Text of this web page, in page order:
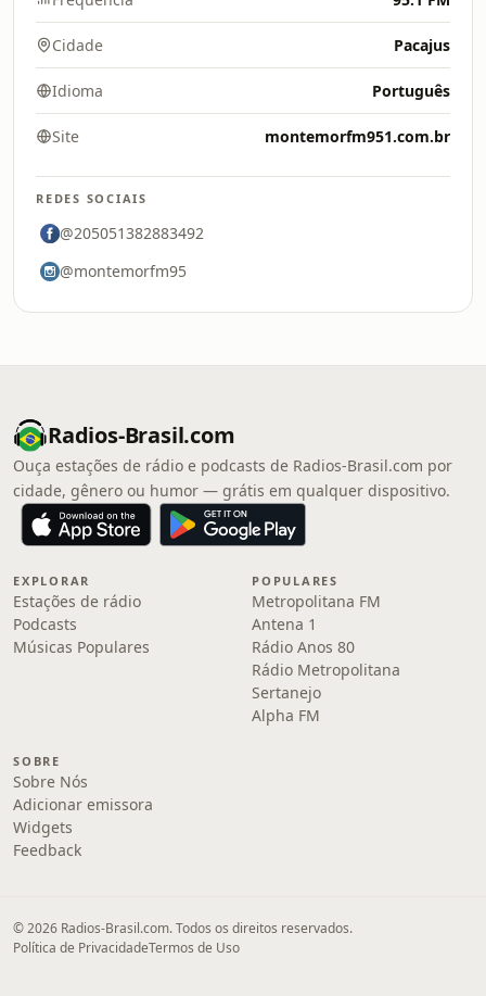
Cidade Pacajus
Idioma Português
Site montemorfm951.com.br
REDES SOCIAIS
@205051382883492
@montemorfm95
Radios-Brasil.com
Ouça estações de rádio e podcasts de Radios-Brasil.com por
cidade, gênero ou humor — grátis em qualquer dispositivo.
EXPLORAR
Estações de rádio
Podcasts
Músicas Populares
POPULARES
Metropolitana FM
Antena 1
Rádio Anos 80
Rádio Metropolitana
Sertanejo
Alpha FM
SOBRE
Sobre Nós
Adicionar emissora
Widgets
Feedback
© 2026 Radios-Brasil.com. Todos os direitos reservados.
Política de PrivacidadeTermos de Uso